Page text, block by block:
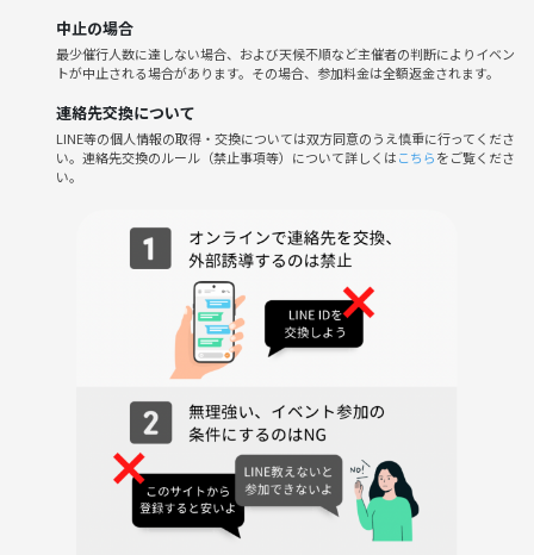
中止の場合
最少催行人数に達しない場合、および天候不順など主催者の判断によりイベン
トが中止される場合があります。その場合、参加料金は全額返金されます。
連絡先交換について
LINE等の個人情報の取得・交換については双方同意のうえ慎重に行ってくださ
い。連絡先交換のルール（禁止事項等）について詳しくはこちらをご覧くださ
い。